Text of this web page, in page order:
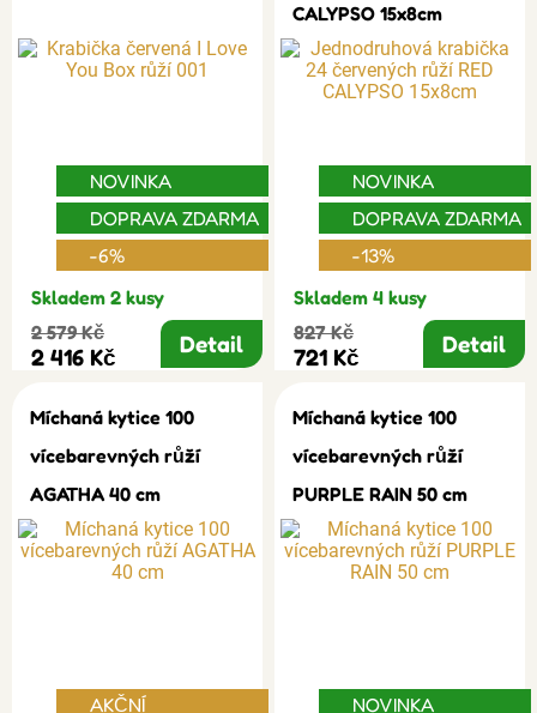
NOVINKA
DOPRAVA ZDARMA
-6%
Skladem 2 kusy
2 579 Kč
2 416 Kč Detail
CALYPSO 15x8cm
NOVINKA
DOPRAVA ZDARMA
-13%
Skladem 4 kusy
827 Kč
721 Kč Detail
Míchaná kytice 100
vícebarevných růží
AGATHA 40 cm
AKČNÍ
Míchaná kytice 100
vícebarevných růží
PURPLE RAIN 50 cm
NOVINKA